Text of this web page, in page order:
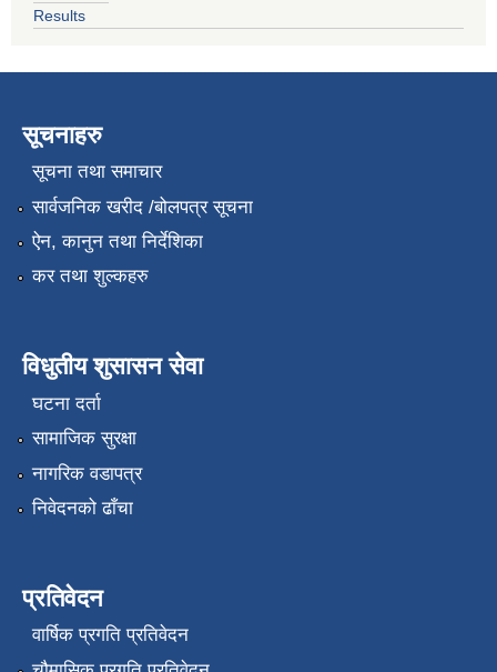
Results
सूचनाहरु
सूचना तथा समाचार
सार्वजनिक खरीद /बोलपत्र सूचना
ऐन, कानुन तथा निर्देशिका
कर तथा शुल्कहरु
विधुतीय शुसासन सेवा
घटना दर्ता
सामाजिक सुरक्षा
नागरिक वडापत्र
निवेदनको ढाँचा
प्रतिवेदन
वार्षिक प्रगति प्रतिवेदन